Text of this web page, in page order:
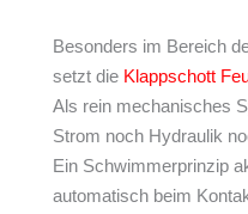
Besonders im Bereich
setzt die Klappschott
Als rein mechanisches
Strom noch Hydraulik
Ein Schwimmerprinzip
automatisch beim